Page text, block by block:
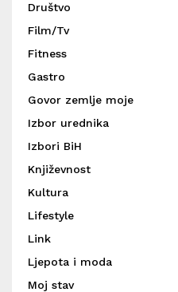
Društvo
Film/Tv
Fitness
Gastro
Govor zemlje moje
Izbor urednika
Izbori BiH
Književnost
Kultura
Lifestyle
Link
Ljepota i moda
Moj stav